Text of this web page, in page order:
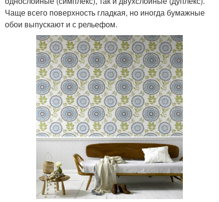
Чаще всего поверхность гладкая, но иногда бумажные
обои выпускают и с рельефом.